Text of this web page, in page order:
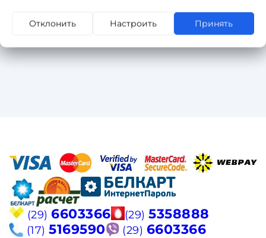
(29) 6603366 (29) 5358888
(17) 5169590 (29) 6603366
Отклонить Настроить Принять